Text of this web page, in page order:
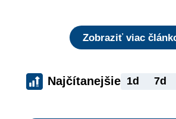
Zobraziť viac
Najčítanejšie 1d 7d